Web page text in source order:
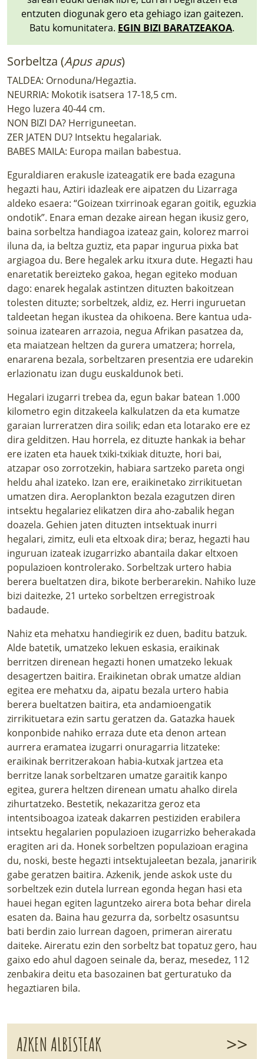
entzuten diogunak gero eta gehiago izan gaitezen.
Batu komunitatera. EGIN BIZI BARATZEAKOA.
Sorbeltza (Apus apus)
TALDEA: Ornoduna/Hegaztia.
NEURRIA: Mokotik isatsera 17-18,5 cm.
Hego luzera 40-44 cm.
NON BIZI DA? Herriguneetan.
ZER JATEN DU? Intsektu hegalariak.
BABES MAILA: Europa mailan babestua.
Eguraldiaren erakusle izateagatik ere bada ezaguna
hegazti hau, Aztiri idazleak ere aipatzen du Lizarraga
aldeko esaera: “Goizean txirrinoak egaran goitik, eguzkia
ondotik”. Enara eman dezake airean hegan ikusiz gero,
baina sorbeltza handiagoa izateaz gain, kolorez marroi
iluna da, ia beltza guztiz, eta papar ingurua pixka bat
argiagoa du. Bere hegalek arku itxura dute. Hegazti hau
enaretatik bereizteko gakoa, hegan egiteko moduan
dago: enarek hegalak astintzen dituzten bakoitzean
tolesten dituzte; sorbeltzek, aldiz, ez. Herri inguruetan
taldeetan hegan ikustea da ohikoena. Bere kantua uda-
soinua izatearen arrazoia, negua Afrikan pasatzea da,
eta maiatzean heltzen da gurera umatzera; horrela,
enararena bezala, sorbeltzaren presentzia ere udarekin
erlazionatu izan dugu euskaldunok beti.
Hegalari izugarri trebea da, egun bakar batean 1.000
kilometro egin ditzakeela kalkulatzen da eta kumatze
garaian lurreratzen dira soilik; edan eta lotarako ere ez
dira gelditzen. Hau horrela, ez dituzte hankak ia behar
ere izaten eta hauek txiki-txikiak dituzte, hori bai,
atzapar oso zorrotzekin, habiara sartzeko pareta ongi
heldu ahal izateko. Izan ere, eraikinetako zirrikituetan
umatzen dira. Aeroplankton bezala ezagutzen diren
intsektu hegalariez elikatzen dira aho-zabalik hegan
doazela. Gehien jaten dituzten intsektuak inurri
hegalari, zimitz, euli eta eltxoak dira; beraz, hegazti hau
inguruan izateak izugarrizko abantaila dakar eltxoen
populazioen kontrolerako. Sorbeltzak urtero habia
berera bueltatzen dira, bikote berberarekin. Nahiko luze
bizi daitezke, 21 urteko sorbeltzen erregistroak
badaude.
Nahiz eta mehatxu handiegirik ez duen, baditu batzuk.
Alde batetik, umatzeko lekuen eskasia, eraikinak
berritzen direnean hegazti honen umatzeko lekuak
desagertzen baitira. Eraikinetan obrak umatze aldian
egitea ere mehatxu da, aipatu bezala urtero habia
berera bueltatzen baitira, eta andamioengatik
zirrikituetara ezin sartu geratzen da. Gatazka hauek
konponbide nahiko erraza dute eta denon artean
aurrera eramatea izugarri onuragarria litzateke:
eraikinak berritzerakoan habia-kutxak jartzea eta
berritze lanak sorbeltzaren umatze garaitik kanpo
egitea, gurera heltzen direnean umatu ahalko direla
zihurtatzeko. Bestetik, nekazaritza geroz eta
intentsiboagoa izateak dakarren pestiziden erabilera
intsektu hegalarien populazioen izugarrizko beherakada
eragiten ari da. Honek sorbeltzen populazioan eragina
du, noski, beste hegazti intsektujaleetan bezala, janaririk
gabe geratzen baitira. Azkenik, jende askok uste du
sorbeltzek ezin dutela lurrean egonda hegan hasi eta
hauei hegan egiten laguntzeko airera bota behar direla
esaten da. Baina hau gezurra da, sorbeltz osasuntsu
bati berdin zaio lurrean dagoen, primeran aireratu
daiteke. Aireratu ezin den sorbeltz bat topatuz gero, hau
gaixo edo ahul dagoen seinale da, beraz, mesedez, 112
zenbakira deitu eta basozainen bat gerturatuko da
hegaztiaren bila.
AZKEN ALBISTEAK >>